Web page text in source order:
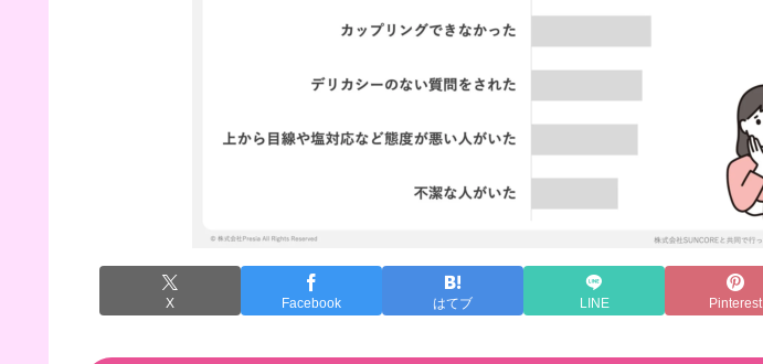
X Facebook はてブ LINE Pinterest